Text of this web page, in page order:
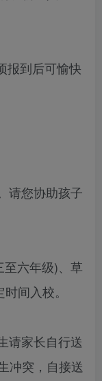
到后可愉快
您协助孩子
六年级)、草
间入校。
家长自行送
冲突，自接送